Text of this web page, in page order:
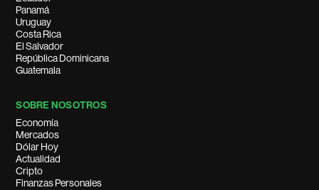
Panamá
Uruguay
Costa Rica
El Salvador
República Dominicana
Guatemala
SOBRE NOSOTROS
Economía
Mercados
Dólar Hoy
Actualidad
Cripto
Finanzas Personales